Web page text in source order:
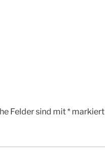
Felder sind mit* markiert